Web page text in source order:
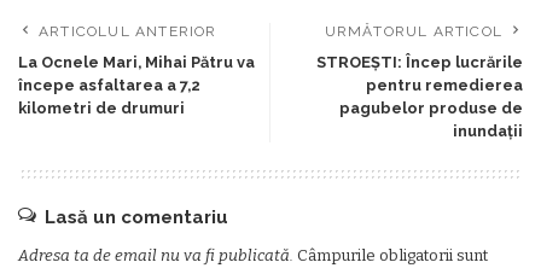
ARTICOLUL ANTERIOR
La Ocnele Mari, Mihai Pătru va
începe asfaltarea a 7,2
kilometri de drumuri
URMĂTORUL ARTICOL
STROEŞTI: Încep lucrările
pentru remedierea
pagubelor produse de
inundaţii
Lasă un comentariu
Adresa ta de email nu va fi publicată. Câmpurile obligatorii sunt